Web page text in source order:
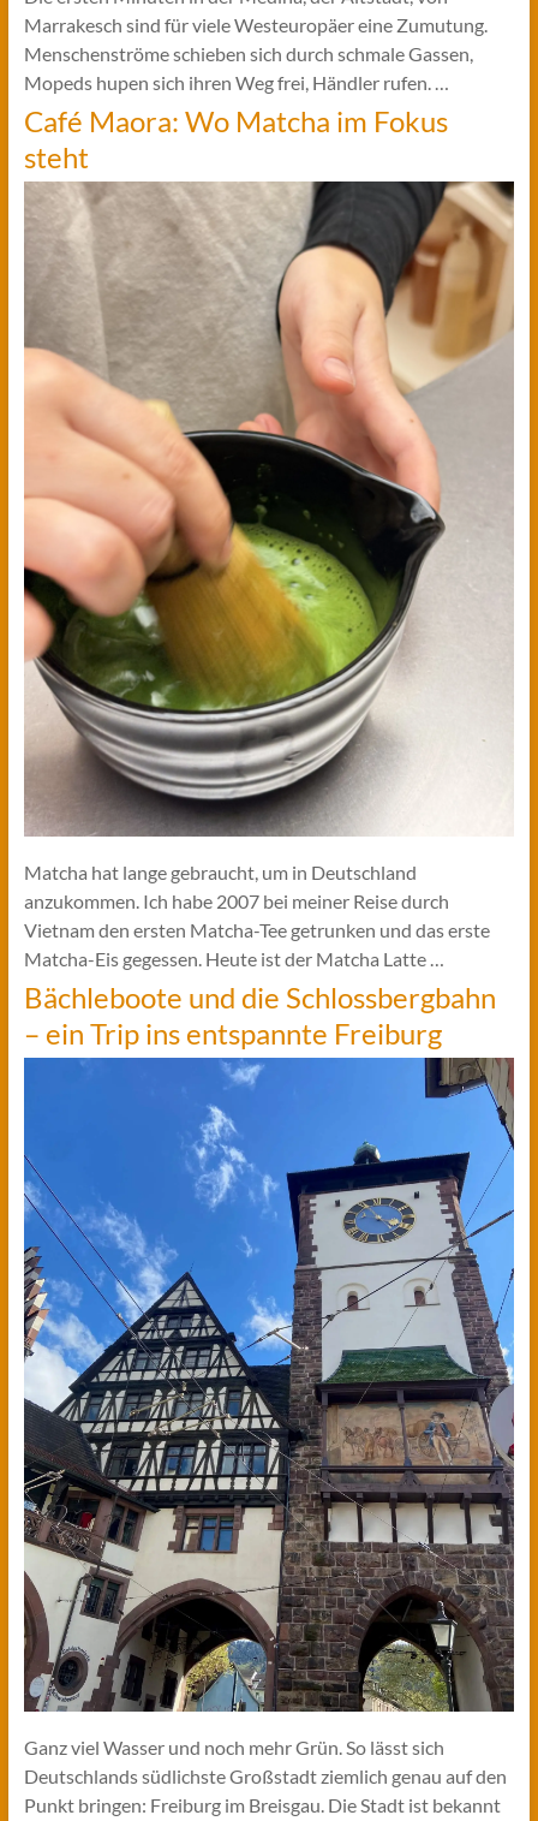
Marrakesch sind für viele Westeuropäer eine Zumutung.
Menschenströme schieben sich durch schmale Gassen,
Mopeds hupen sich ihren Weg frei, Händler rufen. …
Café Maora: Wo Matcha im Fokus
steht
Matcha hat lange gebraucht, um in Deutschland
anzukommen. Ich habe 2007 bei meiner Reise durch
Vietnam den ersten Matcha-Tee getrunken und das erste
Matcha-Eis gegessen. Heute ist der Matcha Latte …
Bächleboote und die Schlossbergbahn
– ein Trip ins entspannte Freiburg
Ganz viel Wasser und noch mehr Grün. So lässt sich
Deutschlands südlichste Großstadt ziemlich genau auf den
Punkt bringen: Freiburg im Breisgau. Die Stadt ist bekannt